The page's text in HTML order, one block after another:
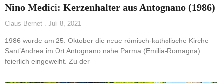
Nino Medici: Kerzenhalter aus Antognano (1986)
Claus Bernet Juli 8, 2021
1986 wurde am 25. Oktober die neue römisch-katholische Kirche
Sant’Andrea im Ort Antognano nahe Parma (Emilia-Romagna)
feierlich eingeweiht. Zu der